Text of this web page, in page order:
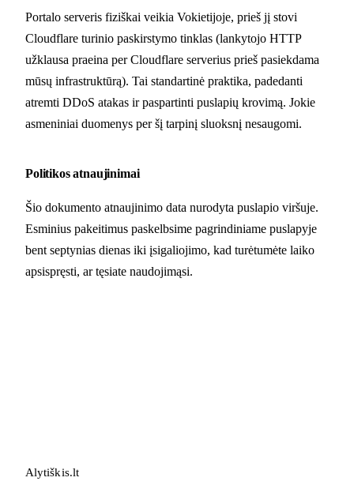
Portalo serveris fiziškai veikia Vokietijoje, prieš jį stovi
Cloudflare turinio paskirstymo tinklas (lankytojo HTTP
užklausa praeina per Cloudflare serverius prieš pasiekdama
mūsų infrastruktūrą). Tai standartinė praktika, padedanti
atremti DDoS atakas ir paspartinti puslapių krovimą. Jokie
asmeniniai duomenys per šį tarpinį sluoksnį nesaugomi.
Politikos atnaujinimai
Šio dokumento atnaujinimo data nurodyta puslapio viršuje.
Esminius pakeitimus paskelbsime pagrindiniame puslapyje
bent septynias dienas iki įsigaliojimo, kad turėtumėte laiko
apsispręsti, ar tęsiate naudojimąsi.
Alytiškis.lt